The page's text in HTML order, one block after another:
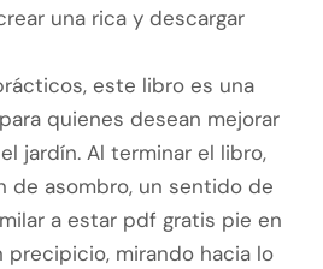
una rica y descargar
este libro es una
quienes desean mejorar
jardín. Al terminar el libro,
de asombro, un sentido de
a estar pdf gratis pie en
precipicio, mirando hacia lo